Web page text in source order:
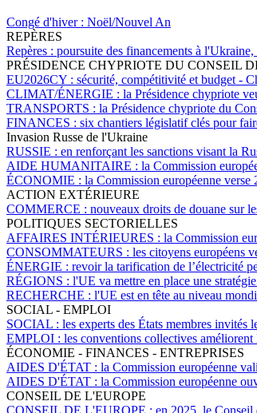
Congé d'hiver : Noël/Nouvel An
REPÈRES
Repères : poursuite des financements à
PRÉSIDENCE CHYPRIOTE DU CONSEIL
EU2026CY : sécurité, compétitivité et budget -
CLIMAT/ÉNERGIE : la Présidence chypriote
TRANSPORTS : la Présidence chypriote du
FINANCES : six chantiers législatif clés pour
Invasion Russe de l'Ukraine
RUSSIE : en renforçant les sanctions visant la
AIDE HUMANITAIRE : la Commission
ÉCONOMIE : la Commission européenne
ACTION EXTÉRIEURE
COMMERCE : nouveaux droits de douane sur
POLITIQUES SECTORIELLES
AFFAIRES INTÉRIEURES : la Commission
CONSOMMATEURS : les citoyens européens
ÉNERGIE : revoir la tarification de l’électricité
RÉGIONS : l'UE va mettre en place une
RECHERCHE : l'UE est en tête au niveau
SOCIAL - EMPLOI
SOCIAL : les experts des États membres
EMPLOI : les conventions collectives améliorent
ÉCONOMIE - FINANCES - ENTREPRISES
AIDES D'ÉTAT : la Commission européenne
AIDES D'ÉTAT : la Commission européenne
CONSEIL DE L'EUROPE